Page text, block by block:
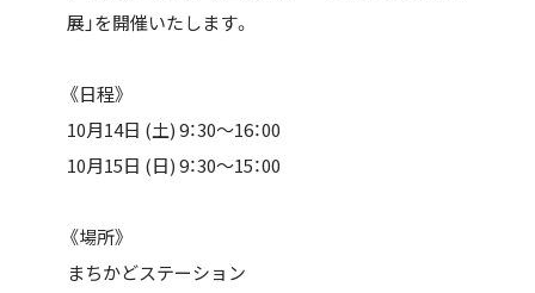
展」を開催いたします。
《日程》
10月14日 (土) 9：30～16：00
10月15日 (日) 9：30～15：00
《場所》
まちかどステーション